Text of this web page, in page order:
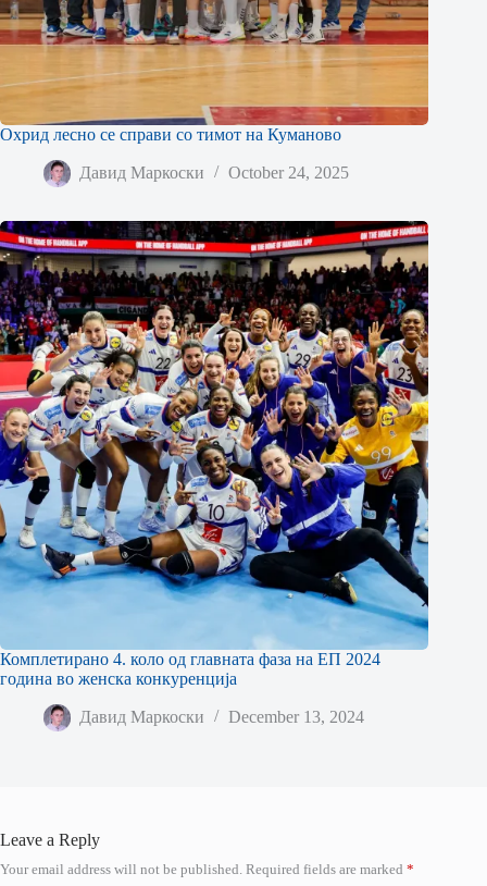
Охрид лесно се справи со тимот на Куманово
Давид Маркоски October 24, 2025
Комплетирано 4. коло од главната фаза на ЕП 2024
година во женска конкуренција
Давид Маркоски December 13, 2024
Leave a Reply
Your email address will not be published. Required fields are marked *